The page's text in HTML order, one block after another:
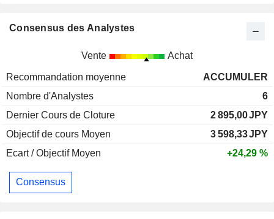
Consensus des Analystes
Vente Achat
Recommandation moyenne
ACCUMULER
Nombre d'Analystes
6
Dernier Cours de Cloture
2 895,00JPY
Objectif de cours Moyen
3 598,33JPY
Ecart / Objectif Moyen
+24,29 %
Consensus